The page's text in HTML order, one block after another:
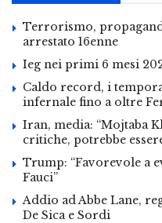
Terrorismo,
arrestato 16enne
Ieg nei primi 6 mesi
Caldo record, i
infernale fino a oltre
Iran, media: “Mojtaba
critiche, potrebbe
Trump: “Favorevole a
Fauci”
Addio ad Abbe Lane,
De Sica e Sordi